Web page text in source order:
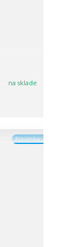
na sklade
Novinka